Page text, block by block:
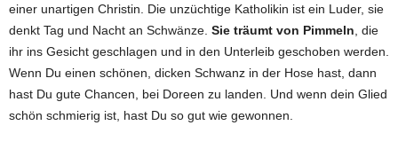
einer unartigen Christin. Die unzüchtige Katholikin ist ein Luder, sie
denkt Tag und Nacht an Schwänze. Sie träumt von Pimmeln , die
ihr ins Gesicht geschlagen und in den Unterleib geschoben werden.
Wenn Du einen schönen, dicken Schwanz in der Hose hast, dann
hast Du gute Chancen, bei Doreen zu landen. Und wenn dein Glied
schön schmierig ist, hast Du so gut wie gewonnen.